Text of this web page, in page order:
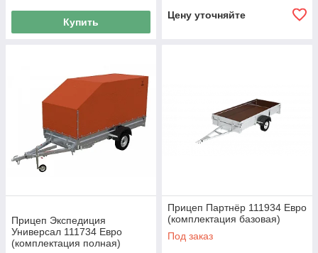
Купить
Цену уточняйте
Прицеп Экспедиция
Универсал 111734 Евро
(комплектация полная)
Прицеп Партнёр 111934 Евро
(комплектация базовая)
Под заказ